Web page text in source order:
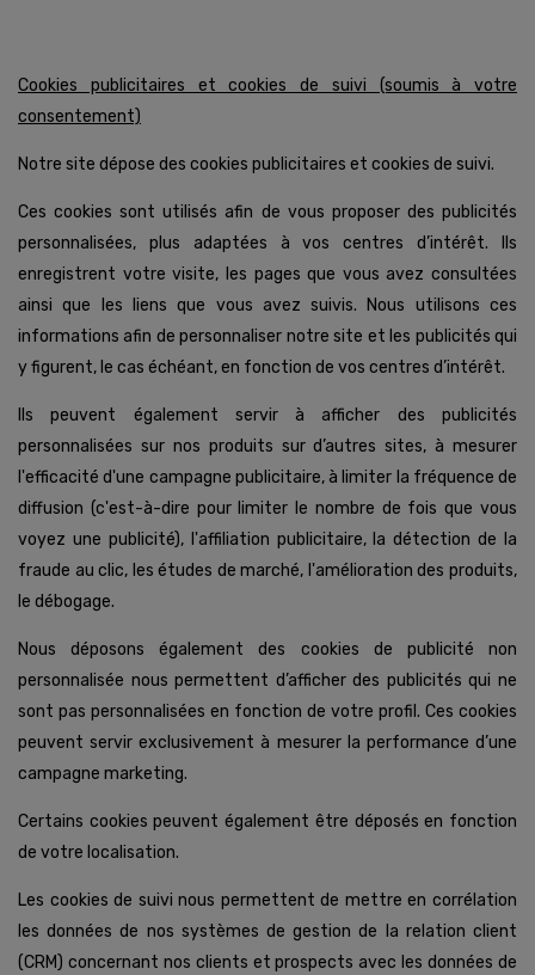
Cookies publicitaires et cookies de suivi (soumis à votre
consentement)
Notre site dépose des cookies publicitaires et cookies de suivi.
Ces cookies sont utilisés afin de vous proposer des publicités
personnalisées, plus adaptées à vos centres d’intérêt. Ils
enregistrent votre visite, les pages que vous avez consultées
ainsi que les liens que vous avez suivis. Nous utilisons ces
informations afin de personnaliser notre site et les publicités qui
y figurent, le cas échéant, en fonction de vos centres d’intérêt.
Ils peuvent également servir à afficher des publicités
personnalisées sur nos produits sur d’autres sites, à mesurer
l'efficacité d'une campagne publicitaire, à limiter la fréquence de
diffusion (c'est-à-dire pour limiter le nombre de fois que vous
voyez une publicité), l'affiliation publicitaire, la détection de la
fraude au clic, les études de marché, l'amélioration des produits,
le débogage.
Nous déposons également des cookies de publicité non
personnalisée nous permettent d’afficher des publicités qui ne
sont pas personnalisées en fonction de votre profil. Ces cookies
peuvent servir exclusivement à mesurer la performance d’une
campagne marketing.
Certains cookies peuvent également être déposés en fonction
de votre localisation.
Les cookies de suivi nous permettent de mettre en corrélation
les données de nos systèmes de gestion de la relation client
(CRM) concernant nos clients et prospects avec les données de